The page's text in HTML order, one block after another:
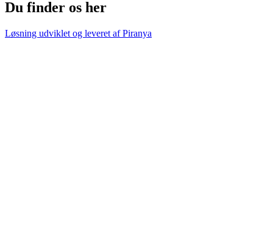
Du finder os her
Løsning udviklet og leveret afPiranya